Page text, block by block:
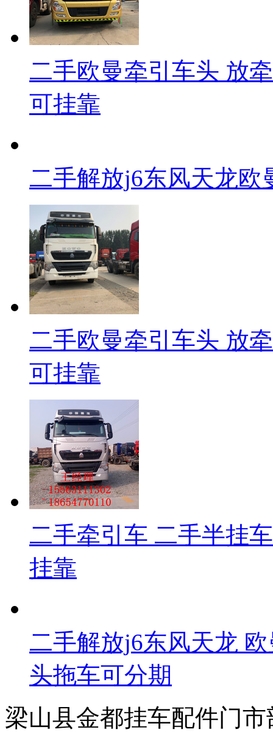
二手欧曼牵引车头 放
可挂靠
二手解放j6东风天龙欧
二手欧曼牵引车头 放
可挂靠
二手牵引车 二手半挂
挂靠
二手解放j6东风天龙
头拖车可分期
梁山县金都挂车配件门